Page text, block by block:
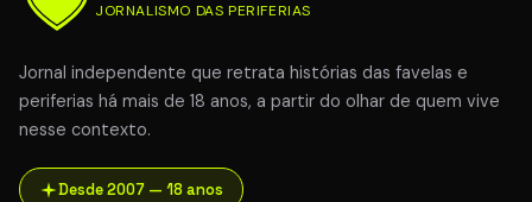
JORNALISMO DAS PERIFERIAS
Jornal independente que retrata histórias das favelas e
periferias há mais de 18 anos, a partir do olhar de quem vive
nesse contexto.
Desde 2007 — 18 anos